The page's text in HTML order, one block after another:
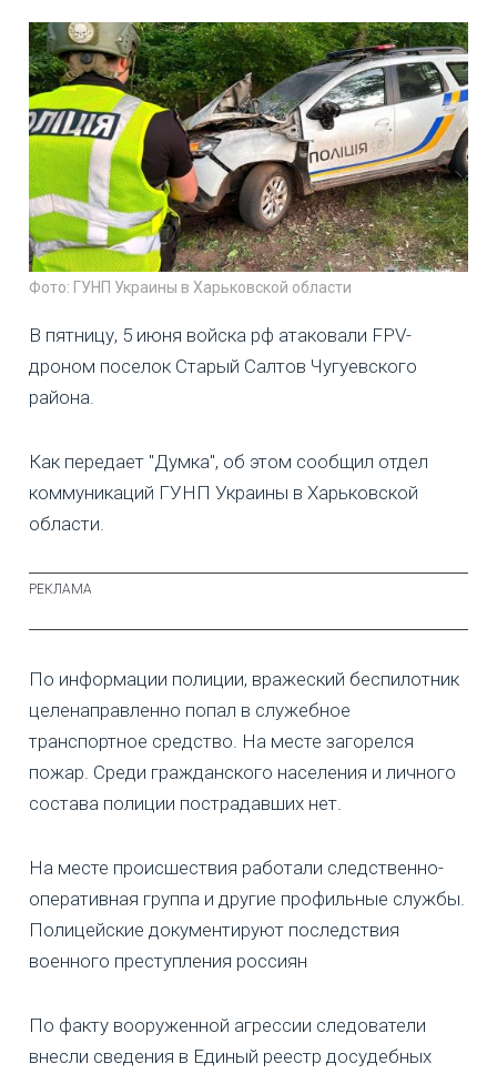
Фото: ГУНП Украины в Харьковской области
В пятницу, 5 июня войска рф атаковали FPV-
дроном поселок Старый Салтов Чугуевского
района.
Как передает "Думка", об этом сообщил отдел
коммуникаций ГУНП Украины в Харьковской
области.
По информации полиции, вражеский беспилотник
целенаправленно попал в служебное
транспортное средство. На месте загорелся
пожар. Среди гражданского населения и личного
состава полиции пострадавших нет.
На месте происшествия работали следственно-
оперативная группа и другие профильные службы.
Полицейские документируют последствия
военного преступления россиян
По факту вооруженной агрессии следователи
внесли сведения в Единый реестр досудебных